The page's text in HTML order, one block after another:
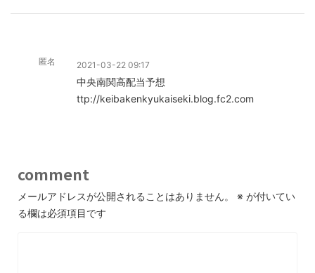
匿名 2021-03-22 09:17
中央南関高配当予想
ttp://keibakenkyukaiseki.blog.fc2.com
comment
メールアドレスが公開されることはありません。 ※ が付いてい
る欄は必須項目です